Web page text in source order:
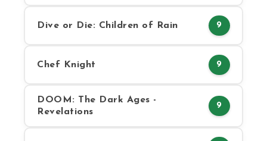
Dive or Die: Children of Rain 9
Chef Knight 9
DOOM: The Dark Ages -
Revelations
9